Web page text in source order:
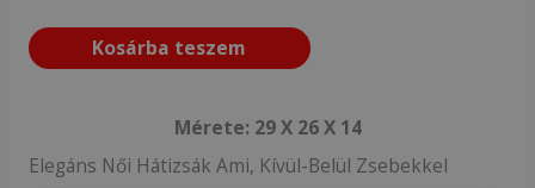
Kosárba teszem
Mérete: 29 X 26 X 14
Elegáns Női Hátizsák Ami, Kívül-Belül Zsebekkel